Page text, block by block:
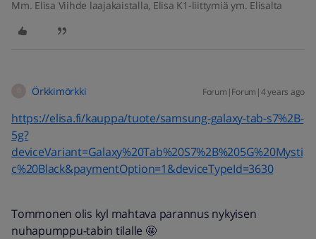
Mm. Elisa Viihde laajakaistalla, Elisa K1-liittymiä ym. Elisalta
Örkkimörkki Forum|Forum|4 years ago
https://elisa.fi/kauppa/tuote/samsung-galaxy-tab-s7%2B-
5g?
deviceVariant=Galaxy%20Tab%20S7%2B%205G%20Mysti
c%20Black&paymentOption=1&deviceTypeId=3630
Tommonen olis kyl mahtava parannus nykyisen
nuhapumppu-tabin tilalle 🤩